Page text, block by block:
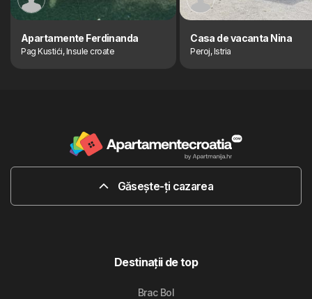
Apartamente Ferdinanda
Pag Kustići, Insule croate
Casa de vacanta Nina
Peroj, Istria
Găsește-ți cazarea
Destinaţii de top
Brac Bol